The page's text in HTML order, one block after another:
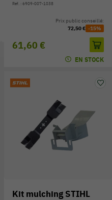
Réf. : 6909-007-1038
61,60 €
Prix public conseillé:
72,50 € -15%
EN STOCK
Kit mulching STIHL